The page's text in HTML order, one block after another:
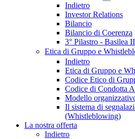
Indietro
Investor Relations
Bilancio
Bilancio di Coerenza
3° Pilastro - Basilea
Etica di Gruppo e
Indietro
Etica di Gruppo e
Codice Etico di
Codice di Condotta
Modello
Il sistema di
(Whistleblowing)
La nostra offerta
Indietro